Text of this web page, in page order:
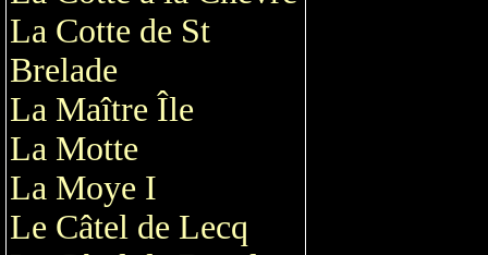
La Cotte de St
Brelade
La Maître Île
La Motte
La Moye I
Le Câtel de Lecq